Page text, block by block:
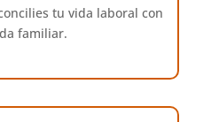
tu vida laboral con
familiar.